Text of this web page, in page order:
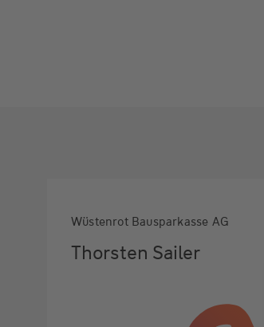
Wüstenrot Bausparkasse AG
Thorsten Sailer